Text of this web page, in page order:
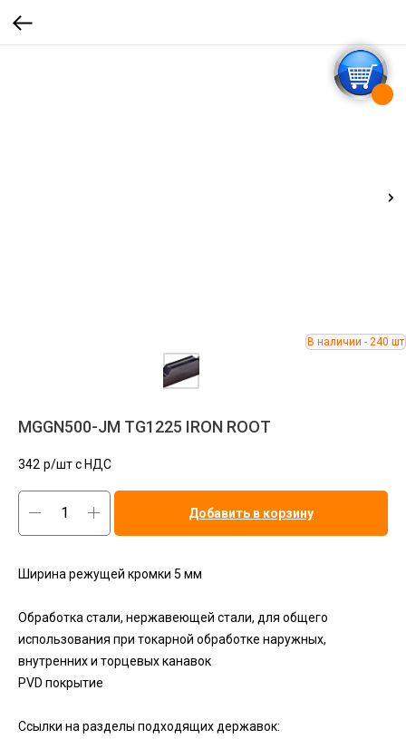
MGGN500-JM TG1225 IRON ROOT
342 р/шт c НДС
Добавить в корзину
Ширина режущей кромки 5 мм
Обработка стали, нержавеющей стали, для общего
использования при токарной обработке наружных,
внутренних и торцевых канавок
PVD покрытие
Ссылки на разделы подходящих державок: